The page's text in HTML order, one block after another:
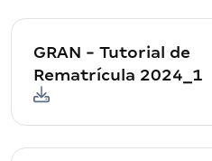
GRAN - Tutorial de
Rematrícula 2024_1